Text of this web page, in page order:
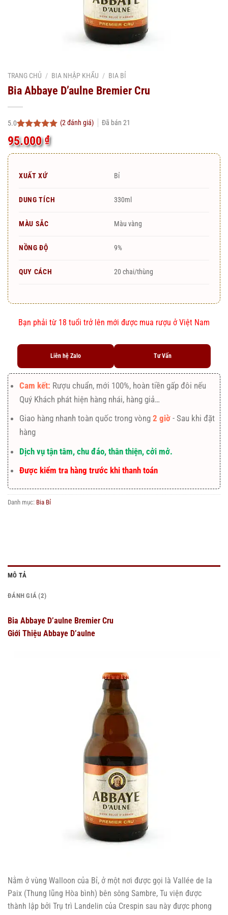
TRANG CHỦ / BIA NHẬP KHẨU / BIA BỈ
Bia Abbaye D’aulne Bremier Cru
5.0
5.0trên 5
dựa trên
2
đánh giá
(2đánh giá) Đã bán 21
95.000₫
XUẤT XỨ Bỉ
DUNG TÍCH 330ml
MÀU SẮC Màu vàng
NỒNG ĐỘ 9%
QUY CÁCH 20 chai/thùng
Bạn phải từ 18 tuổi trở lên mới được mua rượu ở Việt Nam
Liên hệ Zalo Tư Vấn
Cam kết: Rượu chuẩn, mới 100%, hoàn tiền gấp đôi nếu
Quý Khách phát hiện hàng nhái, hàng giả…
Giao hàng nhanh toàn quốc trong vòng2 giờ - Sau khi đặt
hàng
Dịch vụ tận tâm, chu đáo, thân thiện, cởi mở.
Được kiểm tra hàng trước khi thanh toán
Danh mục: Bia Bỉ
MÔ TẢ
ĐÁNH GIÁ (2)
Bia Abbaye D’aulne Bremier Cru
Giới Thiệu Abbaye D’aulne
Nằm ở vùng Walloon của Bỉ, ở một nơi được gọi là Vallée de la
Paix (Thung lũng Hòa bình) bên sông Sambre, Tu viện được
thành lập bởi Trụ trì Landelin của Crespin sau này được phong